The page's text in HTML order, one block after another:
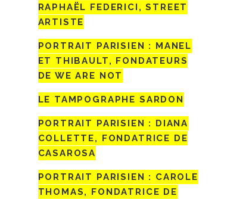
RAPHAËL FEDERICI, STREET
ARTISTE
PORTRAIT PARISIEN : MANEL
ET THIBAULT, FONDATEURS
DE WE ARE NOT
LE TAMPOGRAPHE SARDON
PORTRAIT PARISIEN : DIANA
COLLETTE, FONDATRICE DE
CASAROSA
PORTRAIT PARISIEN : CAROLE
THOMAS, FONDATRICE DE